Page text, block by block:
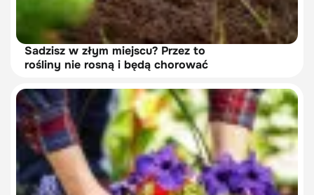
Sadzisz w złym miejscu? Przez to
rośliny nie rosną i będą chorować